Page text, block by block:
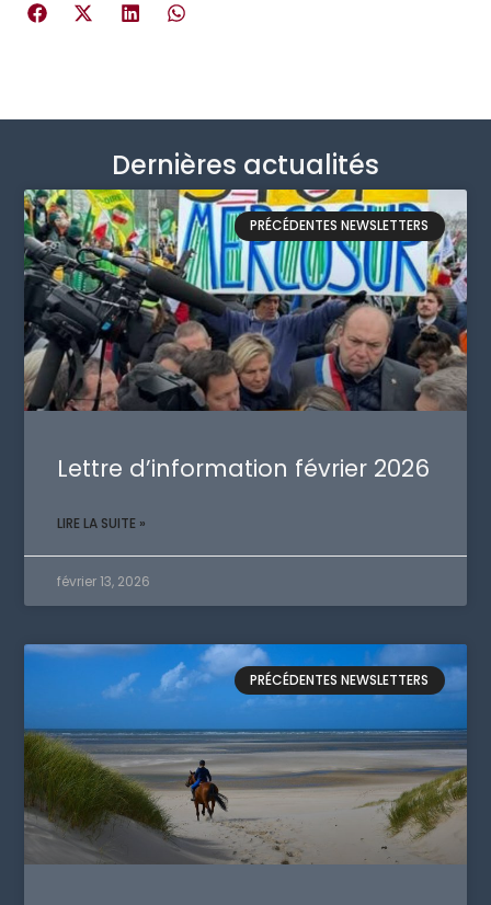
Dernières actualités
PRÉCÉDENTES NEWSLETTERS
Lettre d’information février 2026
LIRE LA SUITE »
février 13, 2026
PRÉCÉDENTES NEWSLETTERS